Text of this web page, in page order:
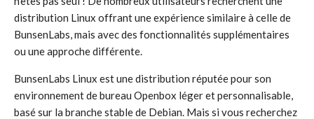
distribution Linux offrant une expérience similaire à celle de
BunsenLabs, mais avec des fonctionnalités supplémentaires
ou une approche différente.
BunsenLabs Linux est une distribution réputée pour son
environnement de bureau Openbox léger et personnalisable,
basé sur la branche stable de Debian. Mais si vous recherchez